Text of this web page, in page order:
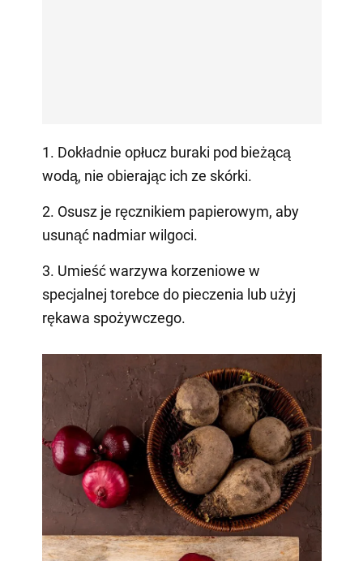
1. Dokładnie opłucz buraki pod bieżącą
wodą, nie obierając ich ze skórki.
2. Osusz je ręcznikiem papierowym, aby
usunąć nadmiar wilgoci.
3. Umieść warzywa korzeniowe w
specjalnej torebce do pieczenia lub użyj
rękawa spożywczego.